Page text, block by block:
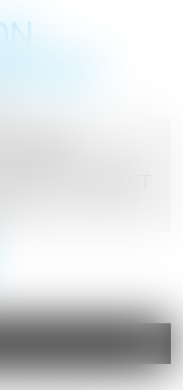
CHAUMONT